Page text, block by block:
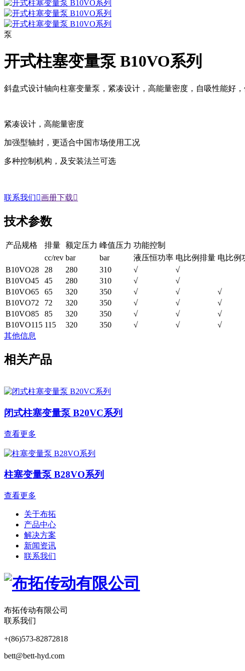
泵
开式柱塞变量泵 B10VO系列
斜盘式设计轴向柱塞变量泵，紧凑设计，高能量密度，自吸性能好
紧凑设计，高能量密度
加强型轴封，更适合中国市场使用工况
多种控制机构，及安装法兰可选
联系我们画册下载
技术参数
产品规格 排量 额定压力 峰值压力 功能控制
cc/rev bar bar 液压恒功率 电比例排量 电比例
B10VO28
28 280 310 √ √
B10VO45
45 280 310 √ √
B10VO65
65 320 350 √ √ √
B10VO72
72 320 350 √ √ √
B10VO85
85 320 350 √ √ √
B10VO115 115 320 350 √ √ √
其他信息
相关产品
闭式柱塞变量泵 B20VC系列
查看更多
柱塞变量泵 B28VO系列
查看更多
关于布拓
产品中心
解决方案
新闻资讯
联系我们
布拓传动有限公司
联系我们
+(86)573-82872818
bett@bett-hyd.com